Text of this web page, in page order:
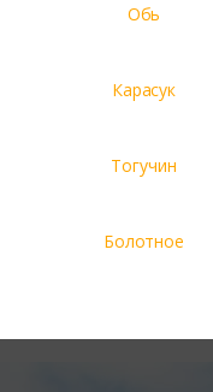
Обь
Карасук
Тогучин
Болотное